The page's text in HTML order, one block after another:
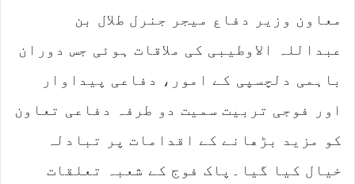
i
معاون وزیر دفاع میجر جنرل طلال بن
عبداللہ الاوطیبی کی ملاقات ہوئی جس دوران
باہمی دلچسپی کے امور، دفاعی پیداوار
اور فوجی تربیت سمیت دو طرفہ دفاعی تعاون
کو مزید بڑھانے کے اقدامات پر تبادلہ
خیال کیا گیا۔پاک فوج کے شعبہ تعلقات